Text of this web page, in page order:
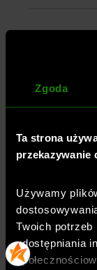
Zgoda
Ta strona
przekazywanie
Używamy
Twoich
udostępniania
Długość:
Kieszenie:
Materiał
Kaptur: z
Styl bluzy
:
Materiał